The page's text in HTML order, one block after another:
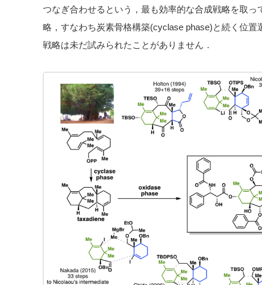
つなぎ合わせるという，最も効率的な合成戦略を取
略，すなわち炭素骨格構築(cyclase phase)と続く位
戦略は未だ試みられたことがありません．